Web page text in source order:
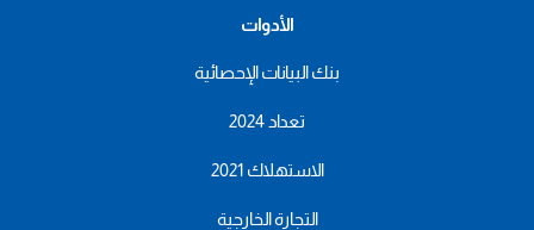
الأدوات
بنك البيانات الإحصائية
تعداد 2024
الاستهلاك 2021
التجارة الخارجية